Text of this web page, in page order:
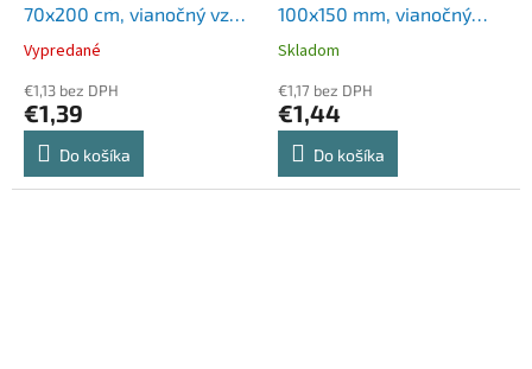
70x200 cm, vianočný vzor
5, VICTORIA PAPER
Vypredané
€1,13 bez DPH
€1,39
Do košíka
100x150 mm, vianočný
vzor
Skladom
€1,17 bez DPH
€1,44
Do košíka